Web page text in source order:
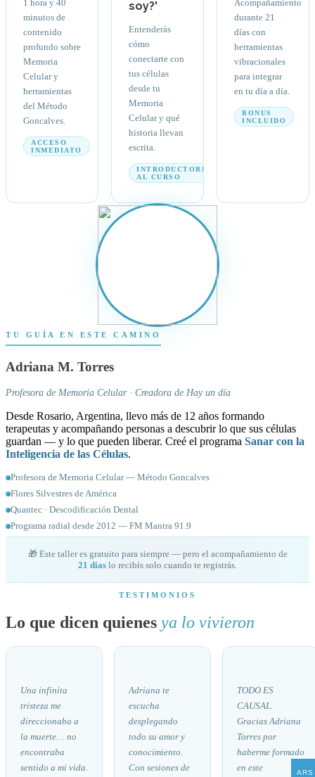
1 hora y 40
minutos de
contenido
profundo sobre
Memoria
Celular y
herramientas
del Método
Goncalves.
ACCESO
INMEDIATO
soy?'
Entenderás
cómo
conectarte con
tus células
desde tu
Memoria
Celular y qué
historia llevan
escrita.
INTRODUCTORIO
AL CURSO
Acompañamiento
durante 21
días con
herramientas
vibracionales
para integrar
en tu día a día.
BONUS
INCLUIDO
TU GUÍA EN ESTE CAMINO
Adriana M. Torres
Profesora de Memoria Celular · Creadora de Hay un día
Desde Rosario, Argentina, llevo más de 12 años formando
terapeutas y acompañando personas a descubrir lo que sus células
guardan — y lo que pueden liberar. Creé el programa Sanar con la
Inteligencia de las Células.
Profesora de Memoria Celular — Método Goncalves
Flores Silvestres de América
Quantec · Descodificación Dental
Programa radial desde 2012 — FM Mantra 91.9
🎁 Este taller es gratuito para siempre — pero el acompañamiento de
21 días lo recibís solo cuando te registrás.
TESTIMONIOS
Lo que dicen quienes ya lo vivieron
"
Una infinita
tristeza me
direccionaba a
la muerte… no
encontraba
sentido a mi vida.
"
Adriana te
escucha
desplegando
todo su amor y
conocimiento.
Con sesiones de
"
TODO ES
CAUSAL.
Gracias Adriana
Torres por
haberme formado
en este
ARS